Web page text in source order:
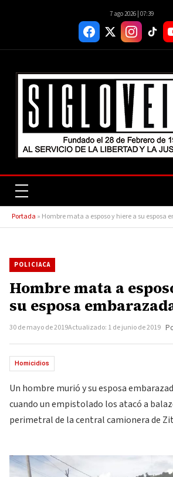
7 ago 2026 | 07:39
Portada » Hombre mata a esposo y hiere a su esposa
POLICIACA
Hombre mata a
su esposa
30 de mayo de 2019Actualizado: 1 de junio de 2019
Homicidios
Un hombre murió y su esposa
cuando un empistolado los atacó a
perimetral de la central camionera de